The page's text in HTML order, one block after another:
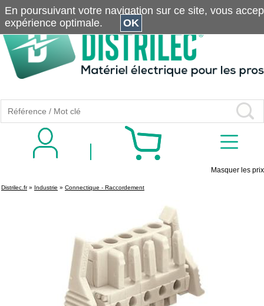
Masquer les prix
Distrilec.fr» Industrie » Connectique - Raccordement
En poursuivant votre navigation sur ce site, vous
expérience optimale.
OK